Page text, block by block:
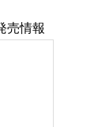
売情報